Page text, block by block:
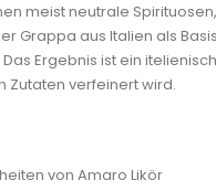
meist neutrale
Grappa aus Italien als
Ergebnis ist ein
Zutaten verfeinert wird.
von Amaro Likör